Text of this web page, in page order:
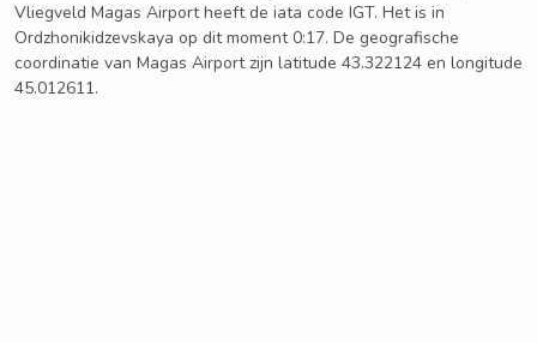
Vliegveld Magas Airport heeft de iata code IGT. Het is in
Ordzhonikidzevskaya op dit moment 0:17. De geografische
coordinatie van Magas Airport zijn latitude 43.322124 en longitude
45.012611.